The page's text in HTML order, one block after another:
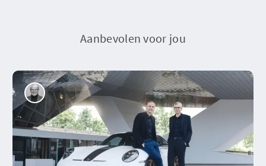
Aanbevolen voor jou